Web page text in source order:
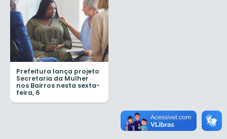
Prefeitura lança projeto
Secretaria da Mulher
nos Bairros nesta sexta-
feira, 6